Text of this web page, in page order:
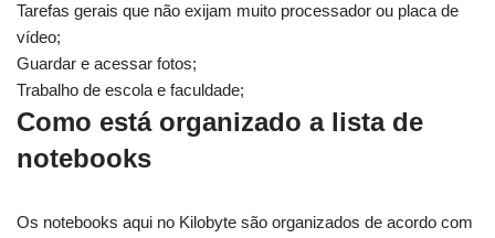
Tarefas gerais que não exijam muito processador ou placa de
vídeo;
Guardar e acessar fotos;
Trabalho de escola e faculdade;
Como está organizado a lista de
notebooks
Os notebooks aqui no Kilobyte são organizados de acordo com